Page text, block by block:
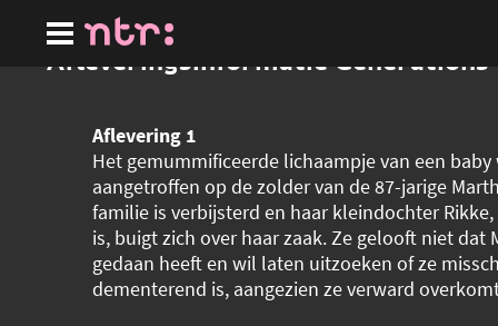
hoofdinhoud
Afleveringsinformatie Generations
Aflevering 1
Het gemummificeerde lichaampje van een
aangetroffen op de zolder van de 87-jarige
familie is verbijsterd en haar kleindochter
is, buigt zich over haar zaak. Ze gelooft niet dat
gedaan heeft en wil laten uitzoeken of ze
dementerend is, aangezien ze verward